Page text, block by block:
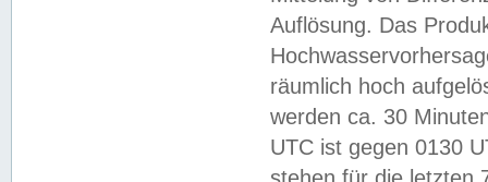
Auflösung. Das
räumlich hoch
werden ca. 30
UTC ist gegen 0130